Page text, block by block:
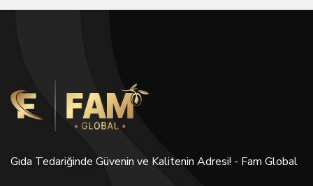
Gıda Tedariğinde Güvenin ve Kalitenin Adresi! - Fam Global